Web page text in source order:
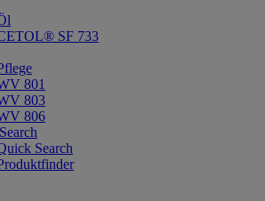
SF 733
801
803
806
Search